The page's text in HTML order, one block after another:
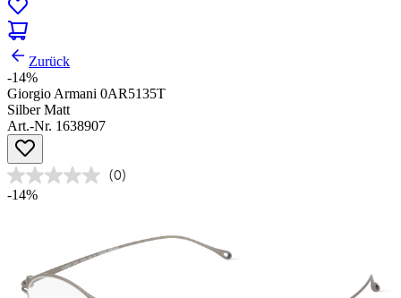
Zurück
-14%
Giorgio Armani 0AR5135T
Silber Matt
Art.-Nr. 1638907
(0)
-14%